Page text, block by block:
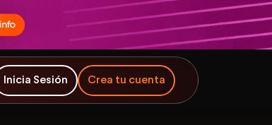
Inicia Sesión Crea tu cuenta